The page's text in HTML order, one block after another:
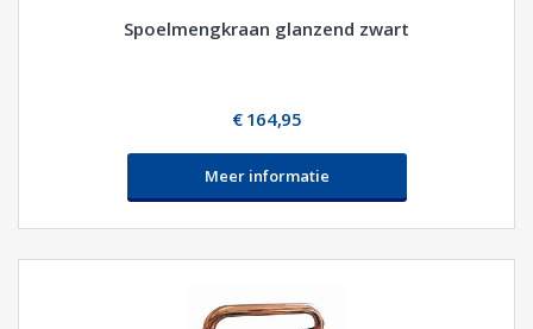
Spoelmengkraan glanzend zwart
€ 164,95
Meer informatie